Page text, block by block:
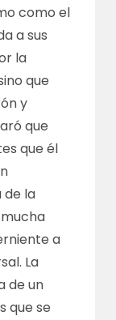
como el
a sus
la
que
y
que
que él
de la
a
La
de un
que se